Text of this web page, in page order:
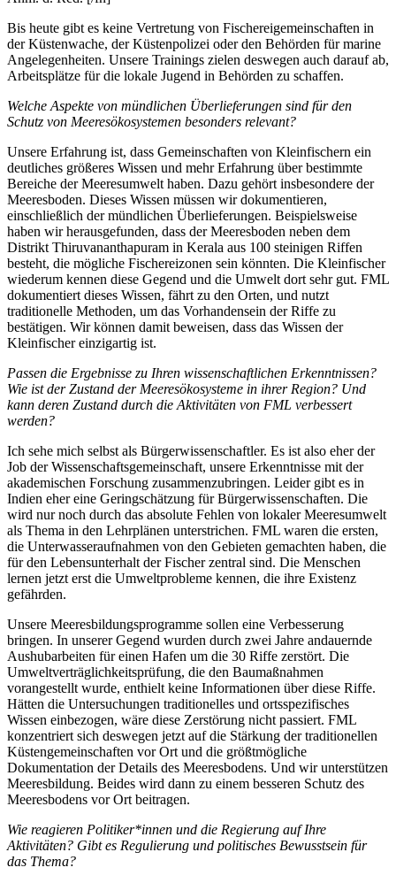
Bis heute gibt es keine Vertretung von Fischereigemeinschaften in
der Küstenwache, der Küstenpolizei oder den Behörden für marine
Angelegenheiten. Unsere Trainings zielen deswegen auch darauf ab,
Arbeitsplätze für die lokale Jugend in Behörden zu schaffen.
Welche Aspekte von mündlichen Überlieferungen sind für den
Schutz von Meeresökosystemen besonders relevant?
Unsere Erfahrung ist, dass Gemeinschaften von Kleinfischern ein
deutliches größeres Wissen und mehr Erfahrung über bestimmte
Bereiche der Meeresumwelt haben. Dazu gehört insbesondere der
Meeresboden. Dieses Wissen müssen wir dokumentieren,
einschließlich der mündlichen Überlieferungen. Beispielsweise
haben wir herausgefunden, dass der Meeresboden neben dem
Distrikt Thiruvananthapuram in Kerala aus 100 steinigen Riffen
besteht, die mögliche Fischereizonen sein könnten. Die Kleinfischer
wiederum kennen diese Gegend und die Umwelt dort sehr gut. FML
dokumentiert dieses Wissen, fährt zu den Orten, und nutzt
traditionelle Methoden, um das Vorhandensein der Riffe zu
bestätigen. Wir können damit beweisen, dass das Wissen der
Kleinfischer einzigartig ist.
Passen die Ergebnisse zu Ihren wissenschaftlichen Erkenntnissen?
Wie ist der Zustand der Meeresökosysteme in ihrer Region? Und
kann deren Zustand durch die Aktivitäten von FML verbessert
werden?
Ich sehe mich selbst als Bürgerwissenschaftler. Es ist also eher der
Job der Wissenschaftsgemeinschaft, unsere Erkenntnisse mit der
akademischen Forschung zusammenzubringen. Leider gibt es in
Indien eher eine Geringschätzung für Bürgerwissenschaften. Die
wird nur noch durch das absolute Fehlen von lokaler Meeresumwelt
als Thema in den Lehrplänen unterstrichen. FML waren die ersten,
die Unterwasseraufnahmen von den Gebieten gemachten haben, die
für den Lebensunterhalt der Fischer zentral sind. Die Menschen
lernen jetzt erst die Umweltprobleme kennen, die ihre Existenz
gefährden.
Unsere Meeresbildungsprogramme sollen eine Verbesserung
bringen. In unserer Gegend wurden durch zwei Jahre andauernde
Aushubarbeiten für einen Hafen um die 30 Riffe zerstört. Die
Umweltverträglichkeitsprüfung, die den Baumaßnahmen
vorangestellt wurde, enthielt keine Informationen über diese Riffe.
Hätten die Untersuchungen traditionelles und ortsspezifisches
Wissen einbezogen, wäre diese Zerstörung nicht passiert. FML
konzentriert sich deswegen jetzt auf die Stärkung der traditionellen
Küstengemeinschaften vor Ort und die größtmögliche
Dokumentation der Details des Meeresbodens. Und wir unterstützen
Meeresbildung. Beides wird dann zu einem besseren Schutz des
Meeresbodens vor Ort beitragen.
Wie reagieren Politiker*innen und die Regierung auf Ihre
Aktivitäten? Gibt es Regulierung und politisches Bewusstsein für
das Thema?